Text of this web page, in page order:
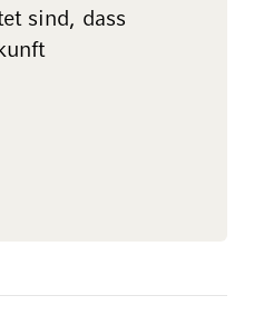
sind, dass